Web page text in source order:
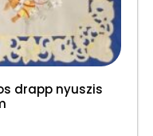
drapp nyuszis